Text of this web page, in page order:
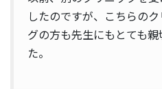
したのですが、こちらの
グの方も先生にもとても
た。